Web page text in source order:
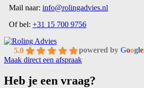
Mail naar: info@rolingadvies.nl
Of bel: +31 15 700 9756
5.0 powered by Google
Maak direct een afspraak
Heb je een vraag?